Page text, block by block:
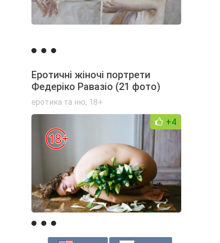
Еротичні жіночі портрети
Федеріко Равазіо (21 фото)
еротика та ню, 18+
+4